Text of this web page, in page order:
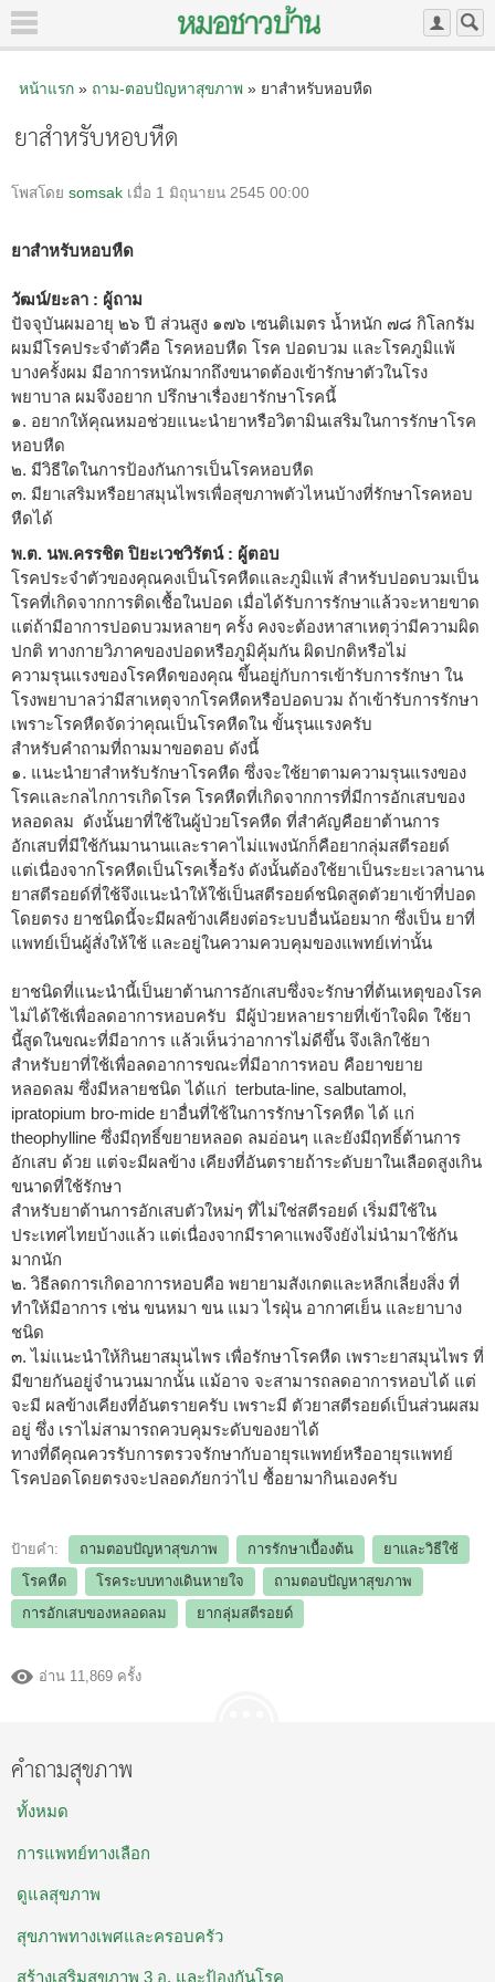
หน้าแรก» ถาม-ตอบปัญหาสุขภาพ» ยาสำหรับหอบหืด
ยาสำหรับหอบหืด
โพสโดย somsak เมื่อ 1 มิถุนายน 2545 00:00
ยาสำหรับหอบหืด
วัฒน์/ยะลา : ผู้ถาม
ปัจจุบันผมอายุ ๒๖ ปี ส่วนสูง ๑๗๖ เซนติเมตร น้ำหนัก ๗๘ กิโลกรัม
ผมมีโรคประจำตัวคือ โรคหอบหืด โรค ปอดบวม และโรคภูมิแพ้
บางครั้งผม มีอาการหนักมากถึงขนาดต้องเข้ารักษาตัวในโรง
พยาบาล ผมจึงอยาก ปรึกษาเรื่องยารักษาโรคนี้
๑. อยากให้คุณหมอช่วยแนะนำยาหรือวิตามินเสริมในการรักษาโรค
หอบหืด
๒. มีวิธีใดในการป้องกันการเป็นโรคหอบหืด
๓. มียาเสริมหรือยาสมุนไพรเพื่อสุขภาพตัวไหนบ้างที่รักษาโรคหอบ
หืดได้
พ.ต. นพ.ครรชิต ปิยะเวชวิรัตน์ : ผู้ตอบ
โรคประจำตัวของคุณคงเป็นโรคหืดและภูมิแพ้ สำหรับปอดบวมเป็น
โรคที่เกิดจากการติดเชื้อในปอด เมื่อได้รับการรักษาแล้วจะหายขาด
แต่ถ้ามีอาการปอดบวมหลายๆ ครั้ง คงจะต้องหาสาเหตุว่ามีความผิด
ปกติ ทางกายวิภาคของปอดหรือภูมิคุ้มกัน ผิดปกติหรือไม่
ความรุนแรงของโรคหืดของคุณ ขึ้นอยู่กับการเข้ารับการรักษา ใน
โรงพยาบาลว่ามีสาเหตุจากโรคหืดหรือปอดบวม ถ้าเข้ารับการรักษา
เพราะโรคหืดจัดว่าคุณเป็นโรคหืดใน ขั้นรุนแรงครับ
สำหรับคำถามที่ถามมาขอตอบ ดังนี้
๑. แนะนำยาสำหรับรักษาโรคหืด ซึ่งจะใช้ยาตามความรุนแรงของ
โรคและกลไกการเกิดโรค โรคหืดที่เกิดจากการที่มีการอักเสบของ
หลอดลม ดังนั้นยาที่ใช้ในผู้ป่วยโรคหืด ที่สำคัญคือยาต้านการ
อักเสบที่มีใช้กันมานานและราคาไม่แพงนักก็คือยากลุ่มสตีรอยด์
แต่เนื่องจากโรคหืดเป็นโรคเรื้อรัง ดังนั้นต้องใช้ยาเป็นระยะเวลานาน
ยาสตีรอยด์ที่ใช้จึงแนะนำให้ใช้เป็นสตีรอยด์ชนิดสูดตัวยาเข้าที่ปอด
โดยตรง ยาชนิดนี้จะมีผลข้างเคียงต่อระบบอื่นน้อยมาก ซึ่งเป็น ยาที่
แพทย์เป็นผู้สั่งให้ใช้ และอยู่ในความควบคุมของแพทย์เท่านั้น
ยาชนิดที่แนะนำนี้เป็นยาต้านการอักเสบซึ่งจะรักษาที่ต้นเหตุของโรค
ไม่ได้ใช้เพื่อลดอาการหอบครับ มีผู้ป่วยหลายรายที่เข้าใจผิด ใช้ยา
นี้สูดในขณะที่มีอาการ แล้วเห็นว่าอาการไม่ดีขึ้น จึงเลิกใช้ยา
สำหรับยาที่ใช้เพื่อลดอาการขณะที่มีอาการหอบ คือยาขยาย
หลอดลม ซึ่งมีหลายชนิด ได้แก่ terbuta-line, salbutamol,
ipratopium bro-mide ยาอื่นที่ใช้ในการรักษาโรคหืด ได้ แก่
theophylline ซึ่งมีฤทธิ์ขยายหลอด ลมอ่อนๆ และยังมีฤทธิ์ต้านการ
อักเสบ ด้วย แต่จะมีผลข้าง เคียงที่อันตรายถ้าระดับยาในเลือดสูงเกิน
ขนาดที่ใช้รักษา
สำหรับยาต้านการอักเสบตัวใหม่ๆ ที่ไม่ใช่สตีรอยด์ เริ่มมีใช้ใน
ประเทศไทยบ้างแล้ว แต่เนื่องจากมีราคาแพงจึงยังไม่นำมาใช้กัน
มากนัก
๒. วิธีลดการเกิดอาการหอบคือ พยายามสังเกตและหลีกเลี่ยงสิ่ง ที่
ทำให้มีอาการ เช่น ขนหมา ขน แมว ไรฝุ่น อากาศเย็น และยาบาง
ชนิด
๓. ไม่แนะนำให้กินยาสมุนไพร เพื่อรักษาโรคหืด เพราะยาสมุนไพร ที่
มีขายกันอยู่จำนวนมากนั้น แม้อาจ จะสามารถลดอาการหอบได้ แต่
จะมี ผลข้างเคียงที่อันตรายครับ เพราะมี ตัวยาสตีรอยด์เป็นส่วนผสม
อยู่ ซึ่ง เราไม่สามารถควบคุมระดับของยาได้
ทางที่ดีคุณควรรับการตรวจรักษากับอายุรแพทย์หรืออายุรแพทย์
โรคปอดโดยตรงจะปลอดภัยกว่าไป ซื้อยามากินเองครับ
ป้ายคำ: ถามตอบปัญหาสุขภาพ การรักษาเบื้องต้น
ยาและวิธีใช้
โรคหืด
โรคระบบทางเดินหายใจ
ถามตอบปัญหาสุขภาพ
การอักเสบของหลอดลม
ยากลุ่มสตีรอยด์
อ่าน 11,869 ครั้ง
คำถามสุขภาพ
ทั้งหมด
การแพทย์ทางเลือก
ดูแลสุขภาพ
สุขภาพทางเพศและครอบครัว
สร้างเสริมสุขภาพ 3 อ. และป้องกันโรค